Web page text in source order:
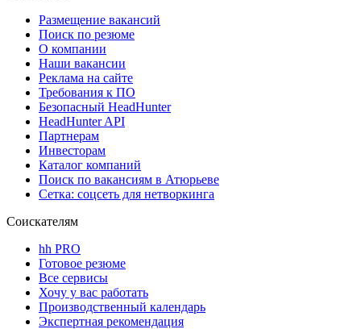
Размещение вакансий
Поиск по резюме
О компании
Наши вакансии
Реклама на сайте
Требования к ПО
Безопасный HeadHunter
HeadHunter API
Партнерам
Инвесторам
Каталог компаний
Поиск по вакансиям в Атюрьеве
Сетка: соцсеть для нетворкинга
Соискателям
hh PRO
Готовое резюме
Все сервисы
Хочу у вас работать
Производственный календарь
Экспертная рекомендация